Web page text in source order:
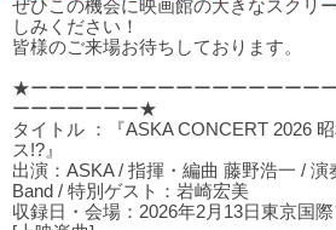
ぜひこの機会に映画館の大きなスクリ
しみください！
皆様のご来場お待ちしております。
★ーーーーーーーーーーーーーーーー
ーーーーーーー★
タイトル ：『ASKA CONCERT 2026
ス!?』
出演：ASKA / 指揮・編曲 藤野浩一 / 演
Band / 特別ゲスト：岩崎宏美
収録日・会場：2026年2月13日東京国